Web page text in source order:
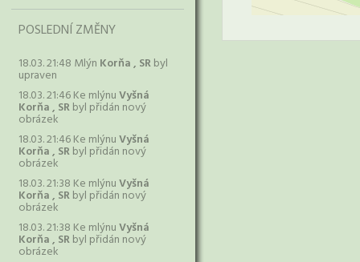
POSLEDNÍ ZMĚNY
18.03. 21:48 Mlýn Korňa , SRbyl
upraven
18.03. 21:46 Ke mlýnuVyšná
Korňa , SRbyl přidán nový
obrázek
18.03. 21:46 Ke mlýnuVyšná
Korňa , SRbyl přidán nový
obrázek
18.03. 21:38 Ke mlýnuVyšná
Korňa , SRbyl přidán nový
obrázek
18.03. 21:38 Ke mlýnuVyšná
Korňa , SRbyl přidán nový
obrázek